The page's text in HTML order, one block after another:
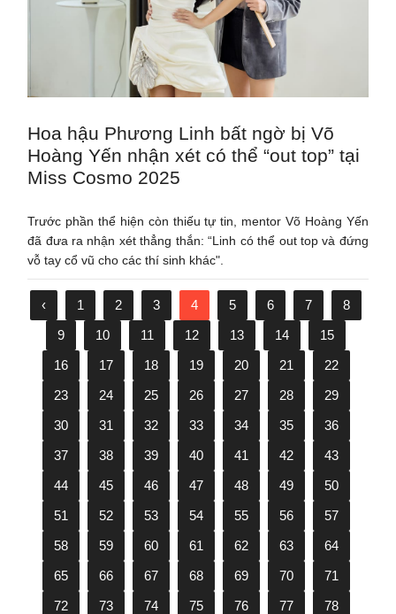
Hoa hậu Phương Linh bất ngờ bị Võ
Hoàng Yến nhận xét có thể “out top” tại
Miss Cosmo 2025
Trước phần thể hiện còn thiếu tự tin, mentor Võ Hoàng Yến
đã đưa ra nhận xét thẳng thắn: “Linh có thể out top và đứng
vỗ tay cổ vũ cho các thí sinh khác".
‹ 1 2 3 4 5 6 7
8
9
10 11 12 13 14
15
16
17 18 19 20 21
22
23
24 25 26 27 28
29
30
31 32 33 34 35
36
37
38 39 40 41 42
43
44
45 46 47 48 49
50
51
52 53 54 55 56
57
58
59 60 61 62 63
64
65
66 67 68 69 70
71
72
73 74 75 76 77
78